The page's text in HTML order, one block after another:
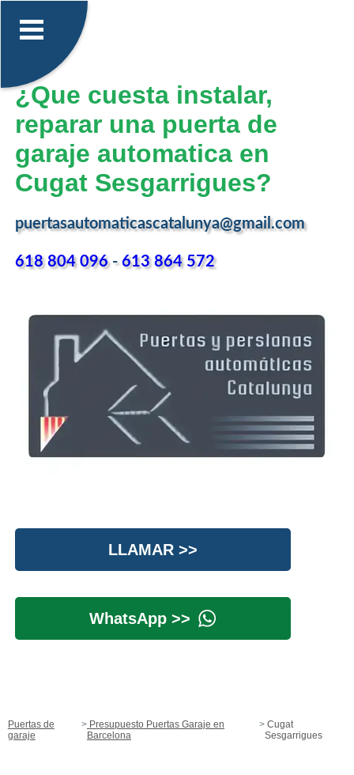
¿Que cuesta instalar,
reparar una puerta de
garaje automatica en
Cugat Sesgarrigues?
puertasautomaticascatalunya@gmail.com
618 804 096-613 864 572
LLAMAR >>
WhatsApp >>
Puertas de
garaje
Presupuesto Puertas Garaje en
Barcelona
Cugat
Sesgarrigues